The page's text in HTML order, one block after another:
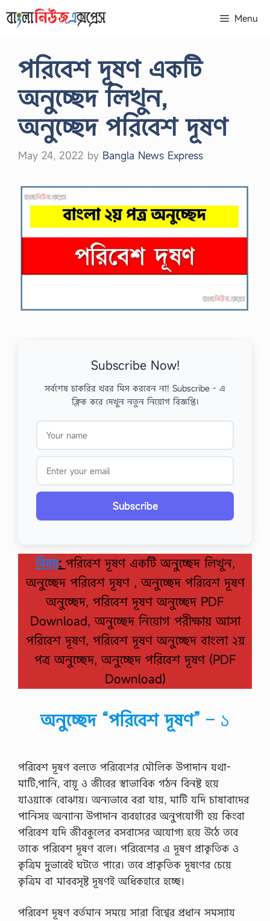
to
Menu
পরিবেশ দূষণ একটি
অনুচ্ছেদ লিখুন,
অনুচ্ছেদ পরিবেশ দূষণ
May 24, 2022 by Bangla News Express
Subscribe Now!
সর্বশেষ চাকরির খবর মিস করবেন না! Subscribe - এ
ক্লিক করে দেখুন নতুন নিয়োগ বিজ্ঞপ্তি।
Subscribe
বিষয়: পরিবেশ দূষণ একটি অনুচ্ছেদ লিখুন,
অনুচ্ছেদ পরিবেশ দূষণ , অনুচ্ছেদ পরিবেশ দূষণ
অনুচ্ছেদ, পরিবেশ দূষণ অনুচ্ছেদ PDF
Download, অনুচ্ছেদ নিয়োগ পরীক্ষায় আসা
পরিবেশ দূষণ, পরিবেশ দূষণ অনুচ্ছেদ বাংলা ২য়
পত্র অনুচ্ছেদ, অনুচ্ছেদ পরিবেশ দূষণ (PDF
Download)
অনুচ্ছেদ “পরিবেশ দূষণ” – ১
পরিবেশ দূষণ বলতে পরিবেশের মৌলিক উপাদান যথা-
মাটি,পানি, বায়ূ ও জীবের স্বাভাবিক গঠন বিনষ্ট হয়ে
যাওয়াকে বোঝায়। অন্যভাবে বরা যায়, মাটি যদি চাষাবাদের
পানিসহ অন্যান্য উপাদান ব্যবহারের অনুপযোগী হয় কিংবা
পরিবেশ যদি জীবকুলের বসবাসের অযোগ্য হয়ে উঠে তবে
তাকে পরিবেশ দূষণ বলে। পরিবেশের এ দূষণ প্রাকৃতিক ও
কৃত্রিম দুভাবেই ঘটতে পারে। তবে প্রাকৃতিক দূষণের চেয়ে
কৃত্রিম বা মাববসৃষ্ট দূষণই অধিকহারে হচ্ছে।
পরিবেশ দূষণ বর্তমান সময়ে সারা বিশ্বের প্রধান সমস্যায